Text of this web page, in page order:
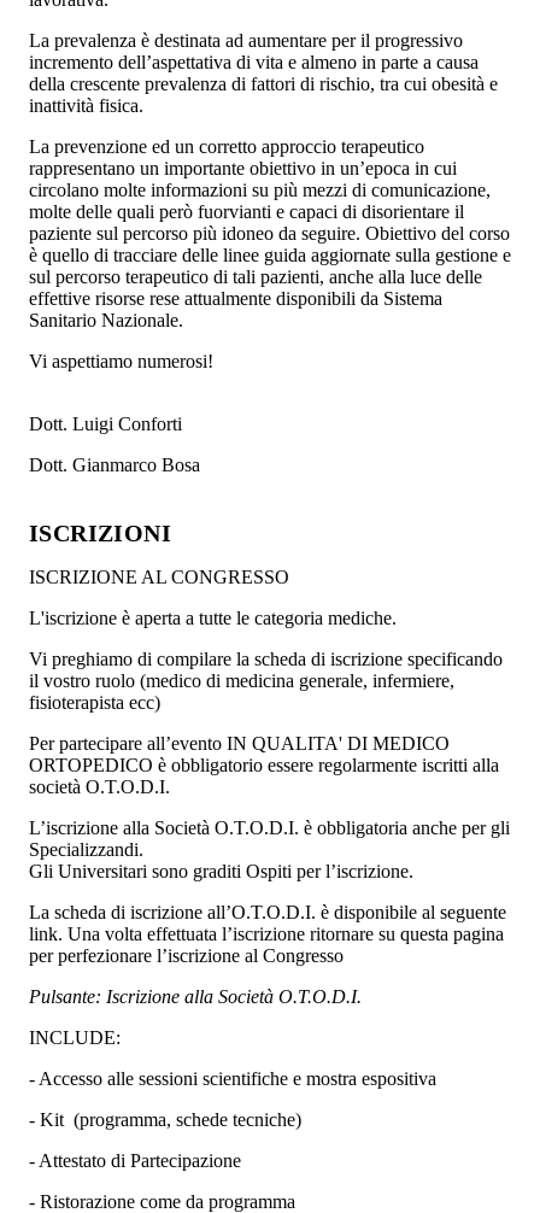
La prevalenza è destinata ad aumentare per il progressivo
incremento dell’aspettativa di vita e almeno in parte a causa
della crescente prevalenza di fattori di rischio, tra cui obesità e
inattività fisica.
La prevenzione ed un corretto approccio terapeutico
rappresentano un importante obiettivo in un’epoca in cui
circolano molte informazioni su più mezzi di comunicazione,
molte delle quali però fuorvianti e capaci di disorientare il
paziente sul percorso più idoneo da seguire. Obiettivo del corso
è quello di tracciare delle linee guida aggiornate sulla gestione e
sul percorso terapeutico di tali pazienti, anche alla luce delle
effettive risorse rese attualmente disponibili da Sistema
Sanitario Nazionale.
Vi aspettiamo numerosi!
Dott. Luigi Conforti
Dott. Gianmarco Bosa
ISCRIZIONI
ISCRIZIONE AL CONGRESSO
L'iscrizione è aperta a tutte le categoria mediche.
Vi preghiamo di compilare la scheda di iscrizione specificando
il vostro ruolo (medico di medicina generale, infermiere,
fisioterapista ecc)
Per partecipare all’evento IN QUALITA' DI MEDICO
ORTOPEDICO è obbligatorio essere regolarmente iscritti alla
società O.T.O.D.I.
L’iscrizione alla Società O.T.O.D.I. è obbligatoria anche per gli
Specializzandi.
Gli Universitari sono graditi Ospiti per l’iscrizione.
La scheda di iscrizione all’O.T.O.D.I. è disponibile al seguente
link. Una volta effettuata l’iscrizione ritornare su questa pagina
per perfezionare l’iscrizione al Congresso
Pulsante: Iscrizione alla Società O.T.O.D.I.
INCLUDE:
- Accesso alle sessioni scientifiche e mostra espositiva
- Kit (programma, schede tecniche)
- Attestato di Partecipazione
- Ristorazione come da programma